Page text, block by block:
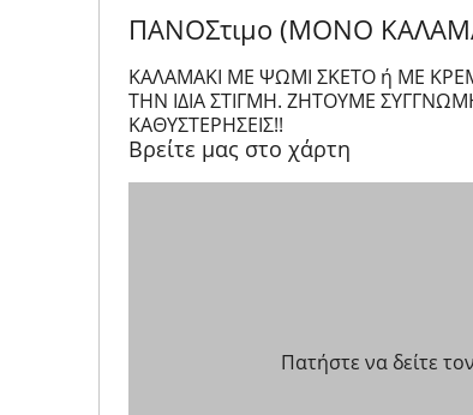
ΠΑΝΟΣτιμο (ΜΟΝΟ
ΚΑΛΑΜΑΚΙ ΜΕ ΨΩΜΙ ΣΚΕΤΟ ή ΜΕ
ΤΗΝ ΙΔΙΑ ΣΤΙΓΜΗ. ΖΗΤΟΥΜΕ
ΚΑΘΥΣΤΕΡΗΣΕΙΣ!!
Βρείτε μας στο χάρτη
Πατήστε να δείτε